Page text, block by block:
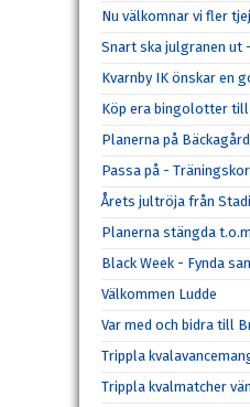
Nu välkomnar vi fler
Snart ska julgranen ut
Kvarnby IK önskar en
Köp era bingolotter till
Planerna på
Passa på -
Årets jultröja från
Planerna stängda
Black Week - Fynda
Välkommen Ludde
Var med och bidra till
Trippla
Trippla kvalmatcher